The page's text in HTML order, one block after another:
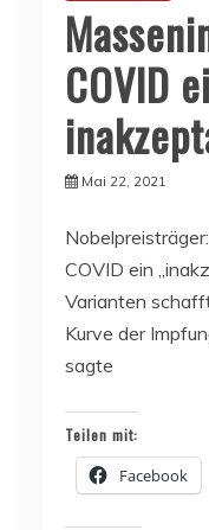
COVID
Mai 22, 2021
COVID ein
Varianten
Kurve der
sagte
Teilen mit:
Facebook